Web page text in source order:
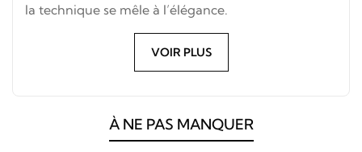
la technique se mêle à l’élégance.
VOIR PLUS
À NE PAS MANQUER